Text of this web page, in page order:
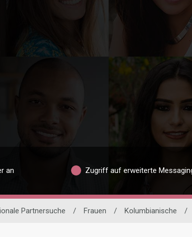
an Zugriff auf erweiterte
Partnersuche / Frauen / Kolumbianische /